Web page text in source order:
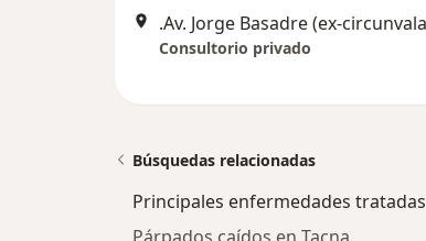
Consultorio privado
Búsquedas relacionadas
Principales enfermedades tratadas